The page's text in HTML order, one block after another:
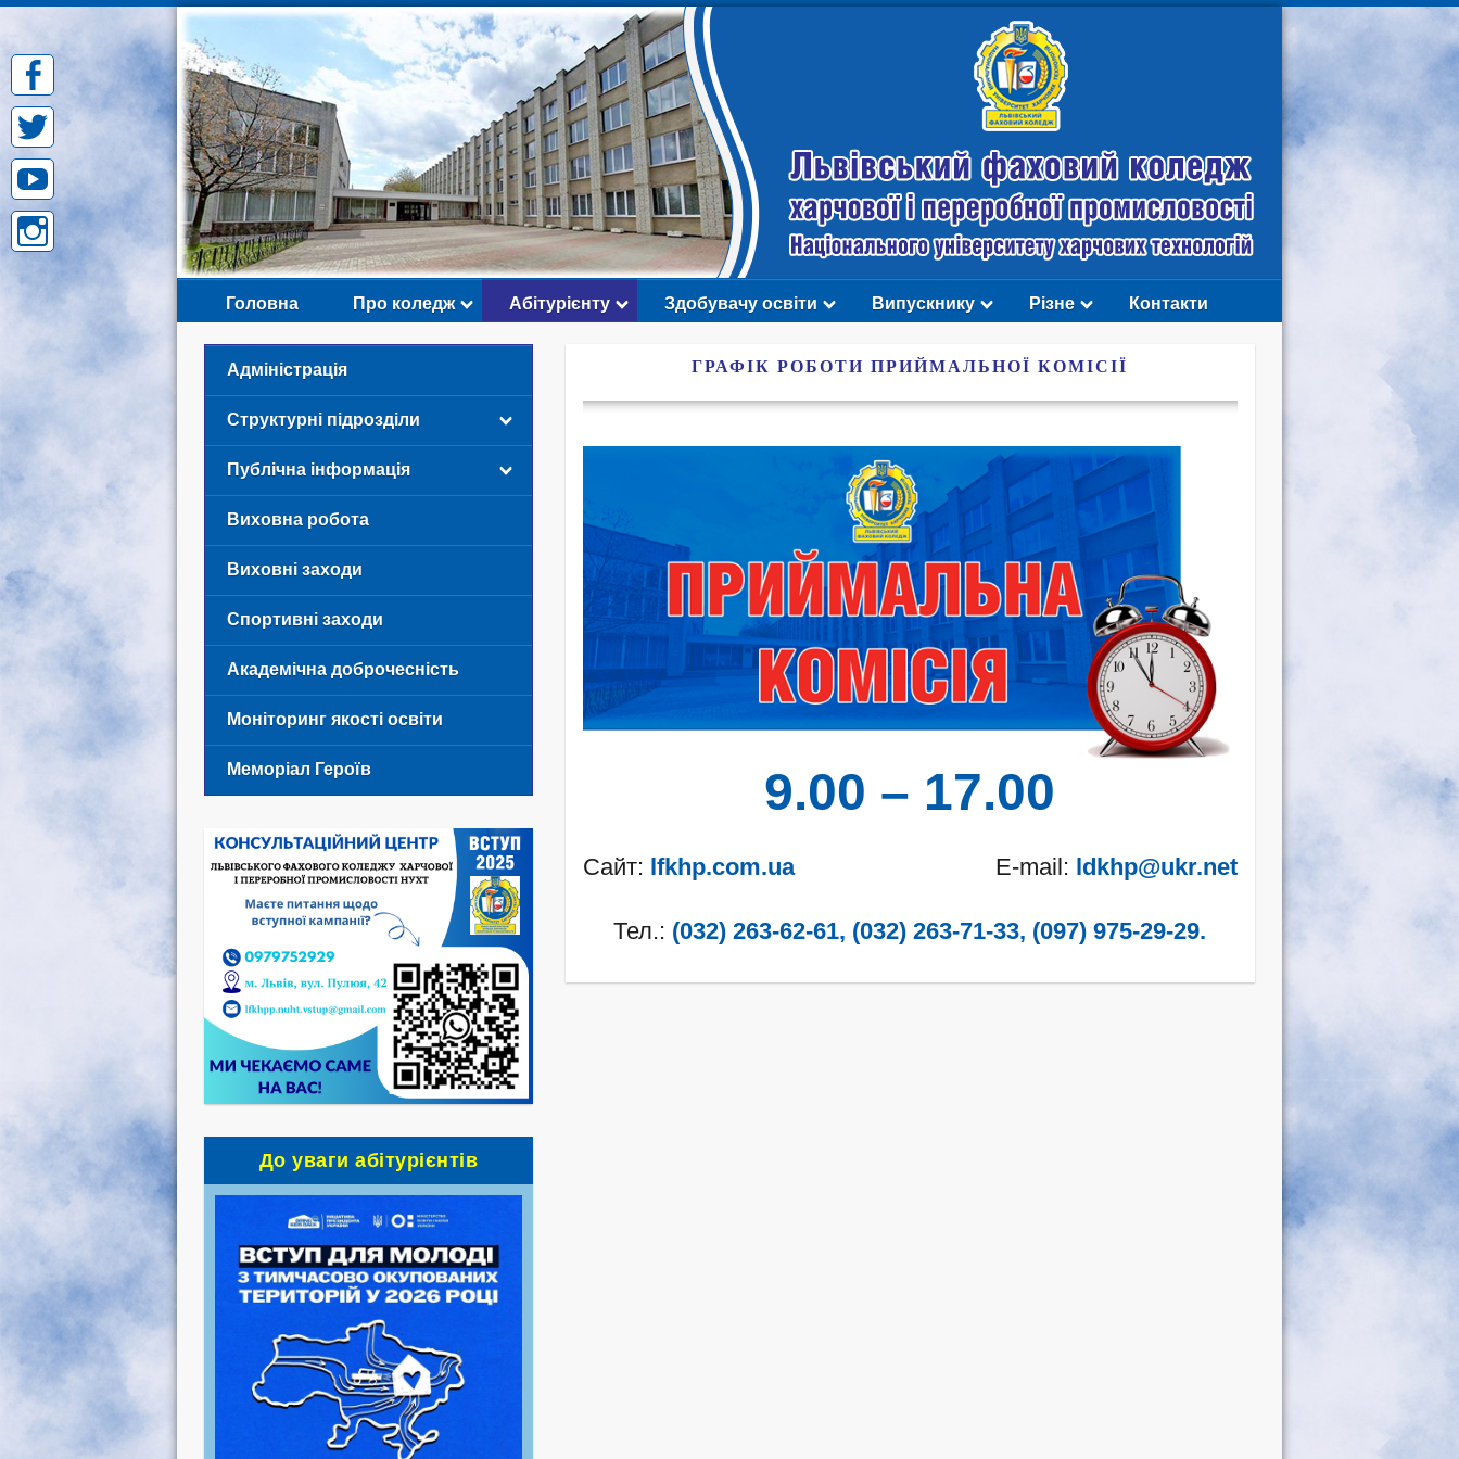
content
Головна Про коледж Абітурієнту Здобувачу освіти Випускнику Різне Контакти
ГРАФІК РОБОТИ ПРИЙМАЛЬНОЇ КОМІСІЇ
9.00 – 17.00
Сайт: lfkhp.com.ua E-mail: ldkhp@ukr.net
Тел.: (032) 263-62-61, (032) 263-71-33, (097) 975-29-29.
Адміністрація
Структурні підрозділи
Публічна інформація
Виховна робота
Виховні заходи
Спортивні заходи
Академічна доброчесність
Моніторинг якості освіти
Меморіал Героїв
До уваги абітурієнтів